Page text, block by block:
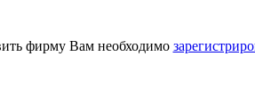
фирму Вам необходимо